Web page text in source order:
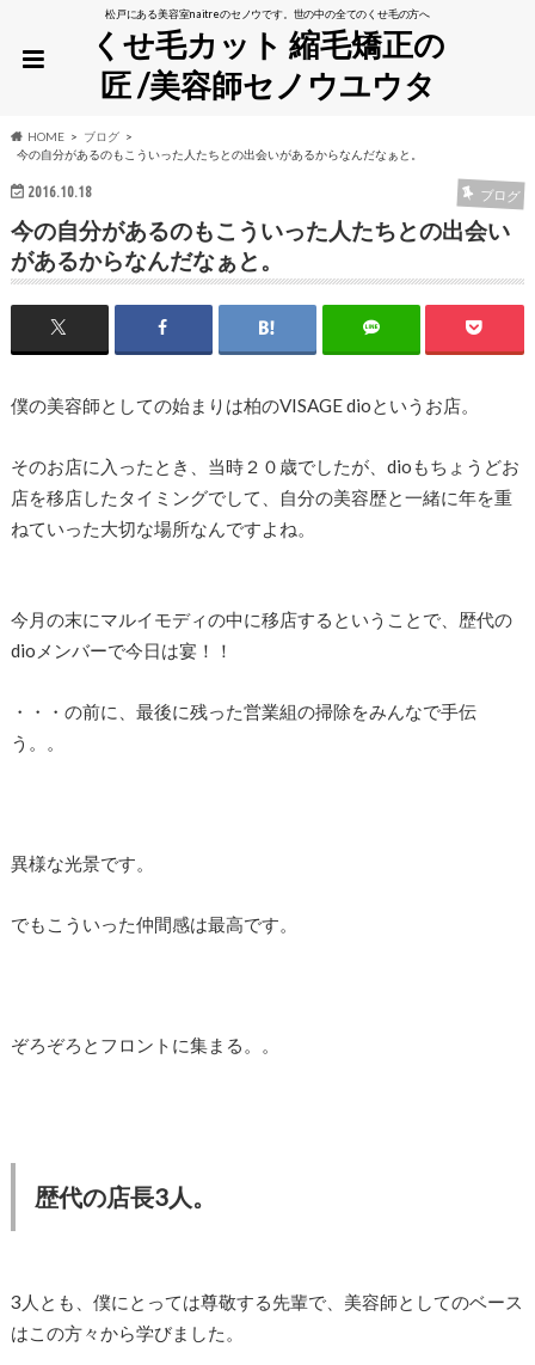
松戸にある美容室naitreのセノウです。世の中の全てのくせ毛の方へ
くせ毛カット 縮毛矯正の
匠 /美容師セノウユウタ
HOME
ブログ
今の自分があるのもこういった人たちとの出会いがあるからなんだなぁと。
2016.10.18 ブログ
今の自分があるのもこういった人たちとの出会い
があるからなんだなぁと。
僕の美容師としての始まりは柏のVISAGE dioというお店。
そのお店に入ったとき、当時２０歳でしたが、dioもちょうどお
店を移店したタイミングでして、自分の美容歴と一緒に年を重
ねていった大切な場所なんですよね。
今月の末にマルイモディの中に移店するということで、歴代の
dioメンバーで今日は宴！！
・・・の前に、最後に残った営業組の掃除をみんなで手伝
う。。
異様な光景です。
でもこういった仲間感は最高です。
ぞろぞろとフロントに集まる。。
歴代の店長3人。
3人とも、僕にとっては尊敬する先輩で、美容師としてのベース
はこの方々から学びました。